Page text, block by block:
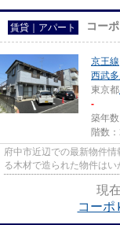
賃貸｜アパート コーポ
京王線
西武
東京都
-
築年
階数
府中市近辺での最新物件
る木材で造られた物件は
現
コーポ